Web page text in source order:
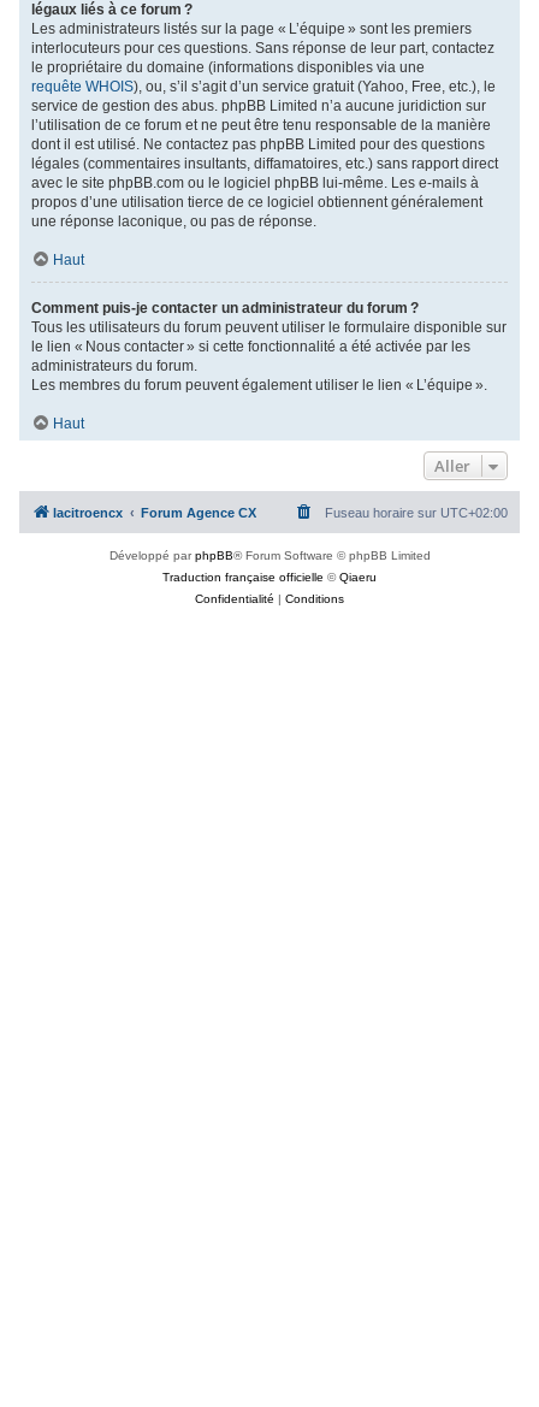
légaux liés à ce forum ?
Les administrateurs listés sur la page « L’équipe » sont les premiers
interlocuteurs pour ces questions. Sans réponse de leur part, contactez
le propriétaire du domaine (informations disponibles via une
requête WHOIS), ou, s’il s’agit d’un service gratuit (Yahoo, Free, etc.), le
service de gestion des abus. phpBB Limited n’a aucune juridiction sur
l’utilisation de ce forum et ne peut être tenu responsable de la manière
dont il est utilisé. Ne contactez pas phpBB Limited pour des questions
légales (commentaires insultants, diffamatoires, etc.) sans rapport direct
avec le site phpBB.com ou le logiciel phpBB lui-même. Les e-mails à
propos d’une utilisation tierce de ce logiciel obtiennent généralement
une réponse laconique, ou pas de réponse.
Haut
Comment puis-je contacter un administrateur du forum ?
Tous les utilisateurs du forum peuvent utiliser le formulaire disponible sur
le lien « Nous contacter » si cette fonctionnalité a été activée par les
administrateurs du forum.
Les membres du forum peuvent également utiliser le lien « L’équipe ».
Haut
Aller
lacitroencx Forum Agence CX Fuseau horaire sur UTC+02:00
Développé parphpBB® Forum Software © phpBB Limited
Traduction française officielle ©Qiaeru
Confidentialité | Conditions